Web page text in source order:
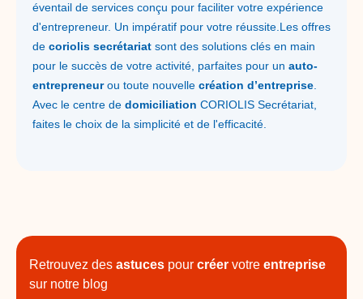
éventail de services conçu pour faciliter votre expérience
d'entrepreneur. Un impératif pour votre réussite.Les offres
de coriolis secrétariat sont des solutions clés en main
pour le succès de votre activité, parfaites pour un auto-
entrepreneurou toute nouvelle création d’entreprise
Avec le centre de domiciliation CORIOLIS Secrétariat,
faites le choix de la simplicité et de l'efficacité.
Retrouvez des astuces pour créer votre entreprise
sur notre blog